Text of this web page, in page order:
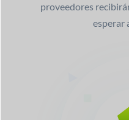
proveedores
esperar